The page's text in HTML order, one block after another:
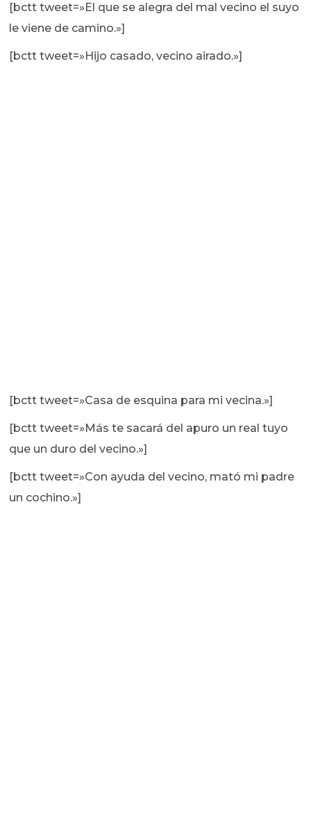
[bctt tweet=»El que se alegra del mal vecino el suyo
le viene de camino.»]
[bctt tweet=»Hijo casado, vecino airado.»]
[bctt tweet=»Casa de esquina para mi vecina.»]
[bctt tweet=»Más te sacará del apuro un real tuyo
que un duro del vecino.»]
[bctt tweet=»Con ayuda del vecino, mató mi padre
un cochino.»]